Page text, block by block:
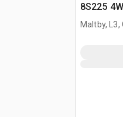
8S225
Maltby, L3,